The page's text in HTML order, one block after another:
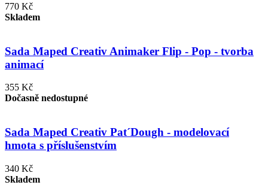
770 Kč
Skladem
Sada Maped Creativ Animaker Flip - Pop - tvorba
animací
355 Kč
Dočasně nedostupné
Sada Maped Creativ Pat´Dough - modelovací
hmota s příslušenstvím
340 Kč
Skladem